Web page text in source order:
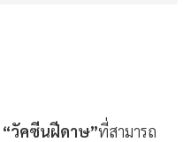
“วัคซีนฝีดาษ”ที่สามารถ